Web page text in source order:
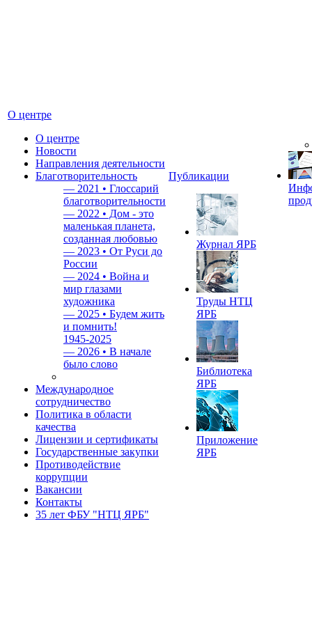
О центре
О центре
Новости
Направления деятельности
Благотворительность
— 2021 • Глоссарий
благотворительности
— 2022 • Дом - это
маленькая планета,
созданная любовью
— 2023 • От Руси до
России
— 2024 • Война и
мир глазами
художника
— 2025 • Будем жить
и помнить!
1945-2025
— 2026 • В начале
было слово
Международное
сотрудничество
Политика в области
качества
Лицензии и сертификаты
Государственные закупки
Противодействие
коррупции
Вакансии
Контакты
35 лет ФБУ "НТЦ ЯРБ"
Публикации
Журнал ЯРБ
Труды НТЦ
ЯРБ
Библиотека
ЯРБ
Приложение
ЯРБ